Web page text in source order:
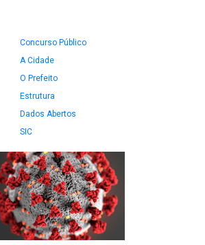
Concurso Público
A Cidade
O Prefeito
Estrutura
Dados Abertos
SIC